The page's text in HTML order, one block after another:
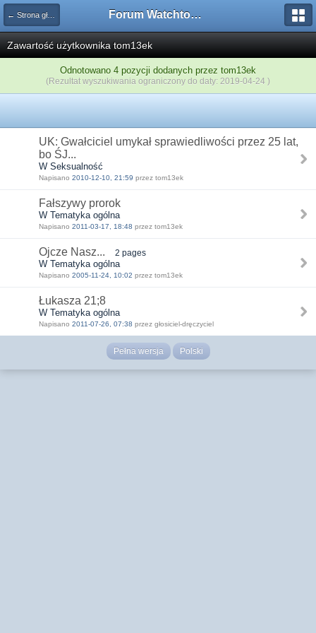
← Strona główna Forum Watchtower
Zawartość użytkownika tom13ek
Odnotowano 4 pozycji dodanych przez tom13ek
(Rezultat wyszukiwania ograniczony do daty: 2019-04-24 )
UK: Gwałciciel umykał sprawiedliwości przez 25 lat,
bo ŚJ...
W Seksualność
Napisano 2010-12-10, 21:59 przez tom13ek
Fałszywy prorok
W Tematyka ogólna
Napisano 2011-03-17, 18:48 przez tom13ek
Ojcze Nasz... 2 pages
W Tematyka ogólna
Napisano 2005-11-24, 10:02 przez tom13ek
Łukasza 21;8
W Tematyka ogólna
Napisano 2011-07-26, 07:38 przez głosiciel-dręczyciel
Pełna wersja Polski